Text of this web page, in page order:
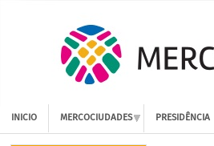
INICIO MERCOCIUDADES PRESIDÊNCIA